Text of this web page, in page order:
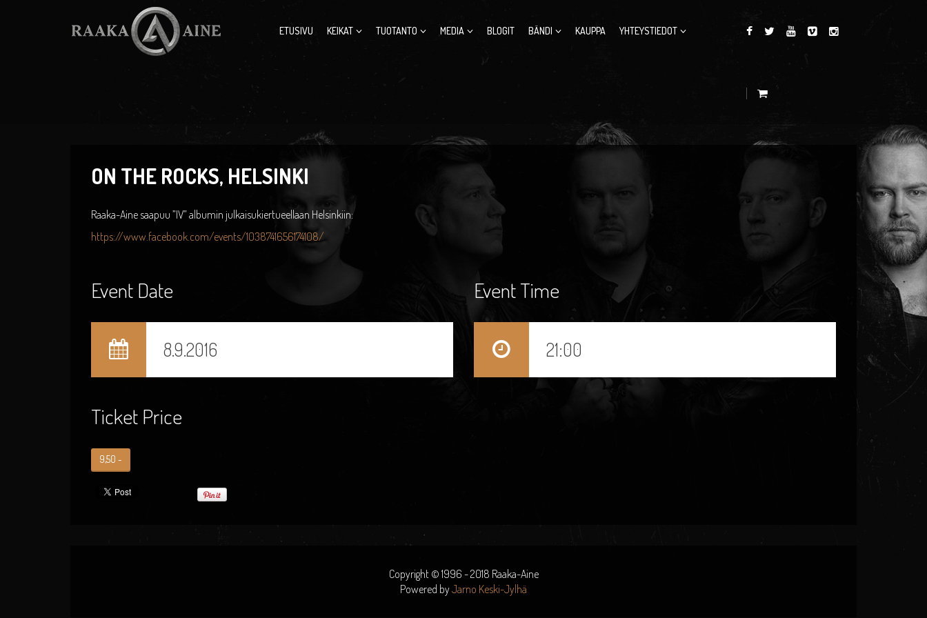
ETUSIVU KEIKAT TUOTANTO MEDIA BLOGIT BÄNDI KAUPPA YHTEYSTIEDOT
ON THE ROCKS, HELSINKI
Raaka-Aine saapuu ”IV” albumin julkaisukiertueellaan Helsinkiin:
https://www.facebook.com/events/1038741656174108/
Event Date
8.9.2016
Event Time
21:00
Ticket Price
9,50 -
Copyright © 1996 - 2018 Raaka-Aine
Powered byJarno Keski-Jylhä